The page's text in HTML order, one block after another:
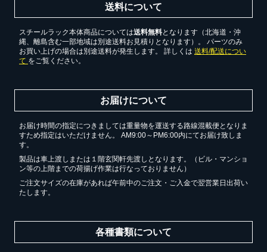
送料について
スチールラック本体商品については送料無料となります（北海道・沖
縄、離島含む一部地域は別途送料お見積りとなります）。 パーツのみ
お買い上げの場合は別途送料が発生します。 詳しくは 送料/配送につい
て をご覧ください。
お届けについて
お届け時間の指定につきましては重量物を運送する路線混載便となりま
すため指定はいただけません。 AM9:00～PM6:00内にてお届け致しま
す。
製品は車上渡しまたは１階玄関軒先渡しとなります。（ビル・マンショ
ン等の上階までの荷揚げ作業は行なっておりません）
ご注文サイズの在庫があれば午前中のご注文・ご入金で翌営業日出荷い
たします。
各種書類について